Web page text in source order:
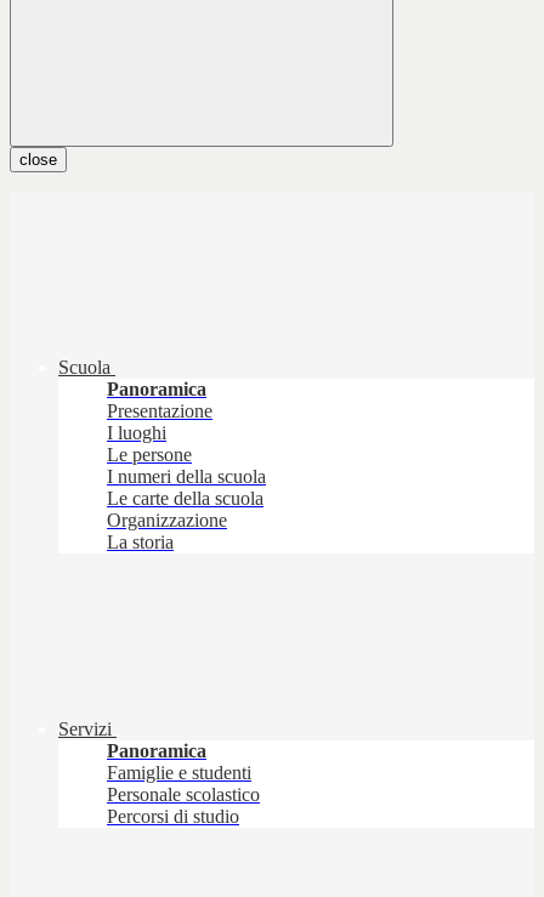
close
Scuola
Panoramica
Presentazione
I luoghi
Le persone
I numeri della scuola
Le carte della scuola
Organizzazione
La storia
Servizi
Panoramica
Famiglie e studenti
Personale scolastico
Percorsi di studio